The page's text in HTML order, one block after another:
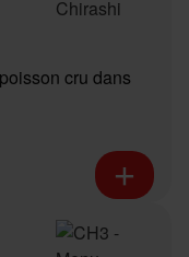
cru dans